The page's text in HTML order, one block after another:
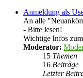
Anmeldung als
An alle
- Bitte lesen!
Wichtige Infos
Moderator:
15 Themen
16 Beiträge
Letzter